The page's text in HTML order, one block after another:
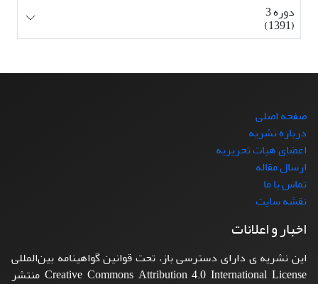
دوره 3
(1391)
صفحه اصلی
درباره نشریه
اعضای هیات تحریریه
ارسال مقاله
تماس با ما
نقشه سایت
اخبار و اعلانات
این نشریه ی دارای دسترسی باز، تحت قوانین گواهینامه بین‌المللی
Creative Commons Attribution 4.0 International License منتشر